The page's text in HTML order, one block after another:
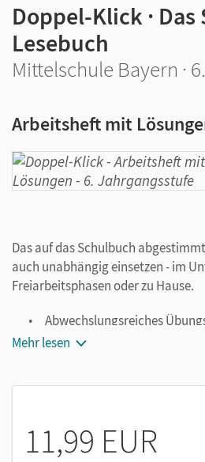
Doppel-Klick ·
Lesebuch
Mittelschule Bayern ·
Arbeitsheft mit
Das auf das Schulbuch
auch unabhängig einsetzen - im
Freiarbeitsphasen oder zu Hause.
Abwechslungsreiches
Kompetenzbereichen - mit
Mehr lesen
11,99 EUR